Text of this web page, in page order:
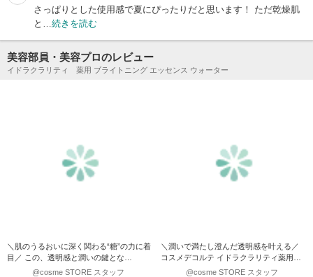
さっぱりとした使用感で夏にぴったりだと思います！ ただ乾燥肌
と… 続きを読む
美容部員・美容プロのレビュー
イドラクラリティ 薬用 ブライトニング エッセンス ウォーター
＼肌のうるおいに深く関わる“糖”の力に着
目／ この、透明感と潤いの鍵とな
る“糖”に似た、独自のコ…
@cosme STORE スタッフ
＼潤いで満たし澄んだ透明感を叶える／
コスメデコルテ イドラクラリティ薬用ブ
ライトニング エッセ…
@cosme STORE スタッフ